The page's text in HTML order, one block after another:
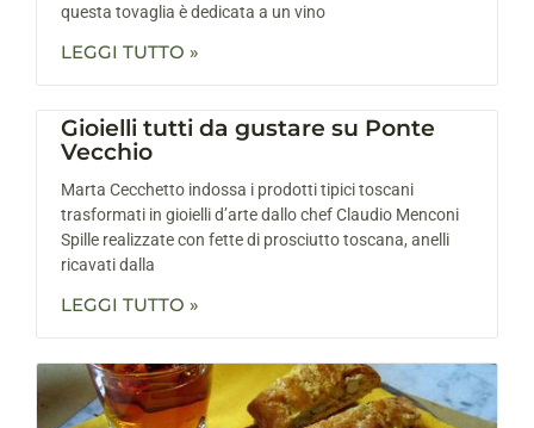
questa tovaglia è dedicata a un vino
LEGGI TUTTO »
Gioielli tutti da gustare su Ponte
Vecchio
Marta Cecchetto indossa i prodotti tipici toscani
trasformati in gioielli d’arte dallo chef Claudio Menconi
Spille realizzate con fette di prosciutto toscana, anelli
ricavati dalla
LEGGI TUTTO »